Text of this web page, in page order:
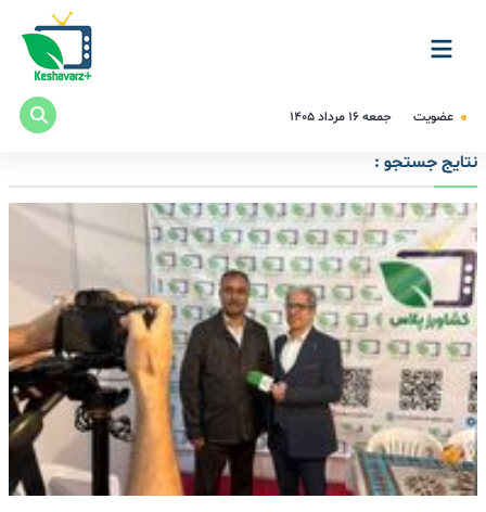
عضویت جمعه ۱۶ مرداد ۱۴۰۵
نتایج جستجو :